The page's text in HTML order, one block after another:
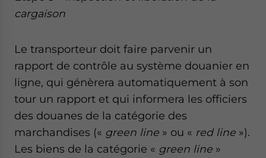
cargaison
Le transporteur doit faire parvenir un
rapport de contrôle au système douanier en
ligne, qui génèrera automatiquement à son
tour un rapport et qui informera les officiers
des douanes de la catégorie des
marchandises (« green line » ou « red line »).
Les biens de la catégorie « green line »